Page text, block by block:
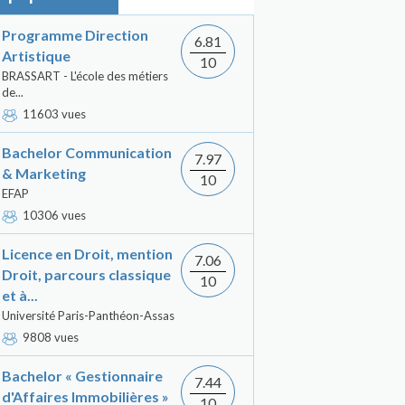
Programme Direction
Artistique
BRASSART - L'école des métiers
de...
11603 vues
6.81
10
Bachelor Communication
& Marketing
EFAP
10306 vues
7.97
10
Licence en Droit, mention
Droit, parcours classique
et à...
Université Paris-Panthéon-Assas
9808 vues
7.06
10
Bachelor « Gestionnaire
d'Affaires Immobilières »
7.44